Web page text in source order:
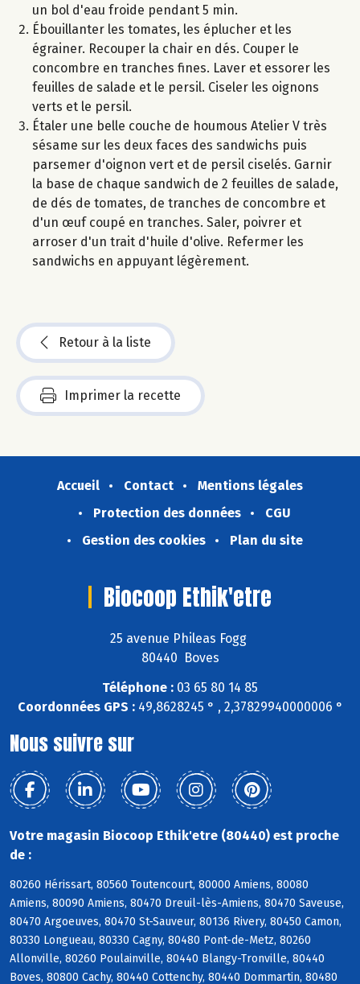
un bol d'eau froide pendant 5 min.
Ébouillanter les tomates, les éplucher et les
égrainer. Recouper la chair en dés. Couper le
concombre en tranches fines. Laver et essorer les
feuilles de salade et le persil. Ciseler les oignons
verts et le persil.
Étaler une belle couche de houmous Atelier V très
sésame sur les deux faces des sandwichs puis
parsemer d'oignon vert et de persil ciselés. Garnir
la base de chaque sandwich de 2 feuilles de salade,
de dés de tomates, de tranches de concombre et
d'un œuf coupé en tranches. Saler, poivrer et
arroser d'un trait d'huile d'olive. Refermer les
sandwichs en appuyant légèrement.
Retour à la liste
Imprimer la recette
Accueil Contact
Mentions légales
Protection des données
CGU
Gestion des cookies
Plan du site
Biocoop Ethik'etre
25 avenue Phileas Fogg
80440 Boves
Téléphone : 03 65 80 14 85
Coordonnées GPS :49,8628245 ° , 2,37829940000006 °
Nous suivre sur
Votre magasin Biocoop Ethik'etre (80440) est proche
de :
80260 Hérissart, 80560 Toutencourt, 80000 Amiens, 80080
Amiens, 80090 Amiens, 80470 Dreuil-lès-Amiens, 80470 Saveuse,
80470 Argoeuves, 80470 St-Sauveur, 80136 Rivery, 80450 Camon,
80330 Longueau, 80330 Cagny, 80480 Pont-de-Metz, 80260
Allonville, 80260 Poulainville, 80440 Blangy-Tronville, 80440
Boves, 80800 Cachy, 80440 Cottenchy, 80440 Dommartin, 80480